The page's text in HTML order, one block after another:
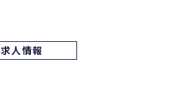
求人情報